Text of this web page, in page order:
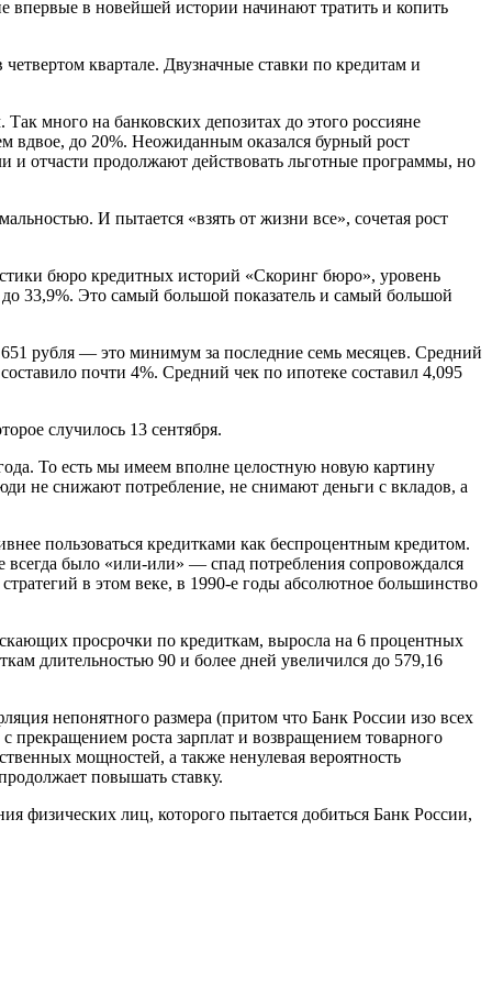
впервые в новейшей истории начинают тратить и копить
квартале. Двузначные ставки по кредитам и
много на банковских депозитах до этого россияне
вдвое, до 20%. Неожиданным оказался бурный рост
и отчасти продолжают действовать льготные программы, но
И пытается «взять от жизни все», сочетая рост
бюро кредитных историй «Скоринг бюро», уровень
до 33,9%. Это самый большой показатель и самый большой
рубля — это минимум за последние семь месяцев. Средний
почти 4%. Средний чек по ипотеке составил 4,095
случилось 13 сентября.
То есть мы имеем вполне целостную новую картину
не снижают потребление, не снимают деньги с вкладов, а
пользоваться кредитками как беспроцентным кредитом.
было «или-или» — спад потребления сопровождался
в этом веке, в 1990-е годы абсолютное большинство
просрочки по кредиткам, выросла на 6 процентных
длительностью 90 и более дней увеличился до 579,16
непонятного размера (притом что Банк России изо всех
прекращением роста зарплат и возвращением товарного
мощностей, а также ненулевая вероятность
повышать ставку.
физических лиц, которого пытается добиться Банк России,